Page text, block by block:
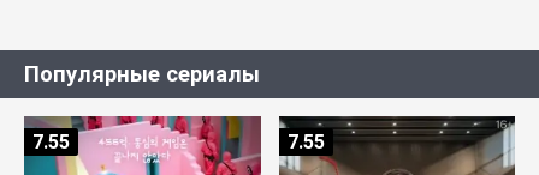
Популярные сериалы
7.55 7.55